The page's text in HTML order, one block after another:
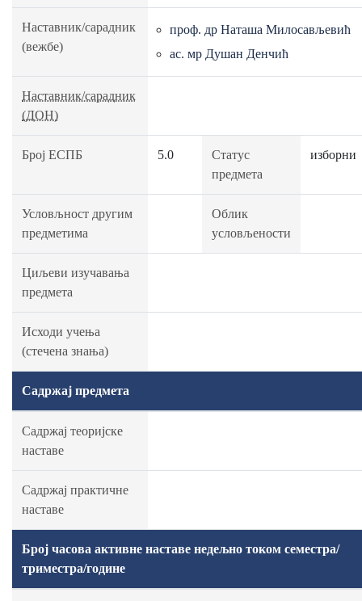
Наставник/сарадник
(вежбе)
проф. др Наташа Милосављевић
ас. мр Душан Денчић
Наставник/сарадник
(ДОН)
Број ЕСПБ 5.0
Статус
предмета
изборни
Условљност другим
предметима
Облик
условљености
Циљеви изучавања
предмета
Исходи учења
(стечена знања)
Садржај предмета
Садржај теоријске
наставе
Садржај практичне
наставе
Број часова активне наставе недељно током семестра/
триместра/године